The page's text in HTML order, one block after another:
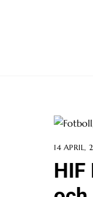
14 APRIL,